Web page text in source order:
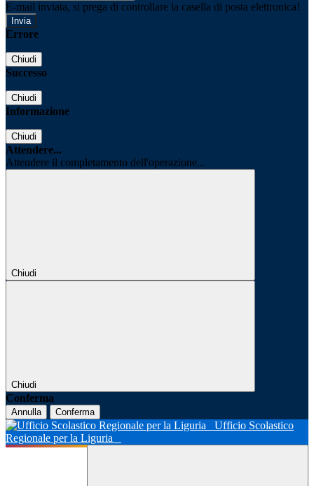
E-mail inviata, si prega di controllare la casella di posta elettronica!
Errore
Chiudi
Successo
Chiudi
Informazione
Chiudi
Attendere...
Attendere il completamento dell'operazione...
Chiudi
Chiudi
Conferma
Annulla Conferma
Ufficio Scolastico
Regionale per la Liguria